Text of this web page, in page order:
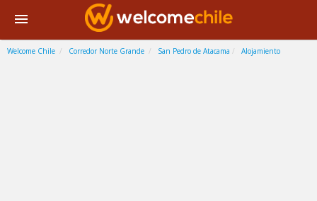
Welcome Chile Corredor Norte Grande San Pedro de Atacama Alojamiento